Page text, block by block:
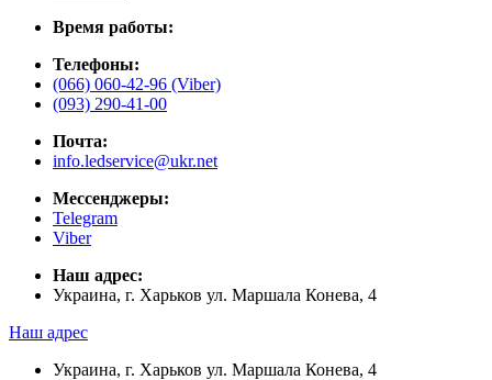
Время работы:
Телефоны:
(066) 060-42-96 (Viber)
(093) 290-41-00
Почта:
info.ledservice@ukr.net
Мессенджеры:
Telegram
Viber
Наш адрес:
Украина, г. Харьков ул. Маршала Конева, 4
Наш адрес
Украина, г. Харьков ул. Маршала Конева, 4